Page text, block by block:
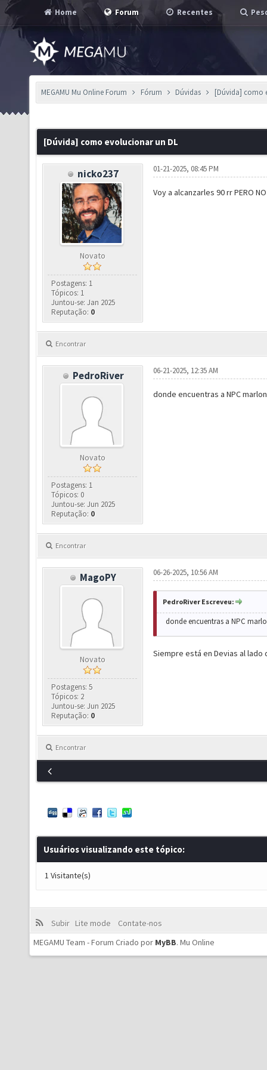
Home Forum Recentes
MEGAMU Mu Online Forum Fórum Dúvidas [Dúvida] como
[Dúvida] como evolucionar un DL
nicko237
Novato
Postagens: 1
Tópicos: 1
Juntou-se: Jan 2025
Reputação: 0
01-21-2025, 08:45 PM
Voy a alcanzarles 90 rr PERO NO
Encontrar
PedroRiver
Novato
Postagens: 1
Tópicos: 0
Juntou-se: Jun 2025
Reputação: 0
06-21-2025, 12:35 AM
donde encuentras a NPC
Encontrar
MagoPY
Novato
Postagens: 5
Tópicos: 2
Juntou-se: Jun 2025
Reputação: 0
06-26-2025, 10:56 AM
PedroRiver Escreveu:
donde encuentras a NPC
Siempre está en Devias al
Encontrar
Usuários visualizando este tópico:
1 Visitante(s)
Subir Lite mode
Contate-nos
MEGAMU Team - Forum Criado por MyBB. Mu Online